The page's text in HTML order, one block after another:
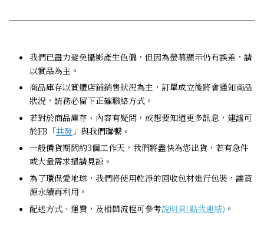
我們已盡力避免攝影產生色偏，但因為螢幕顯示仍有誤差，請
以實品為主。
商品庫存以實體店鋪銷售狀況為主，訂單成立後將會通知商品
狀況，請務必留下正確聯絡方式。
若對於商品庫存、內容有疑問，或想要知道更多訊息，建議可
於FB「共發 」與我們聯繫。
一般備貨期間約3個工作天，我們將盡快為您出貨，若有急件
或大量需求還請見諒。
為了環保愛地球，我們將使用乾淨的回收包材進行包裝，讓資
源永續再利用。
配送方式、運費，及相關流程可參考說明頁(點我連結) 。